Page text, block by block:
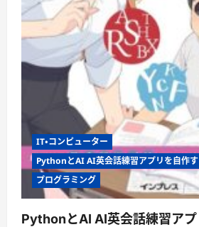
に
読
む
IT・コンピューター
PythonとAI AI英会話練習アプリを自作
プログラミング
PythonとAI AI英会話練習ア